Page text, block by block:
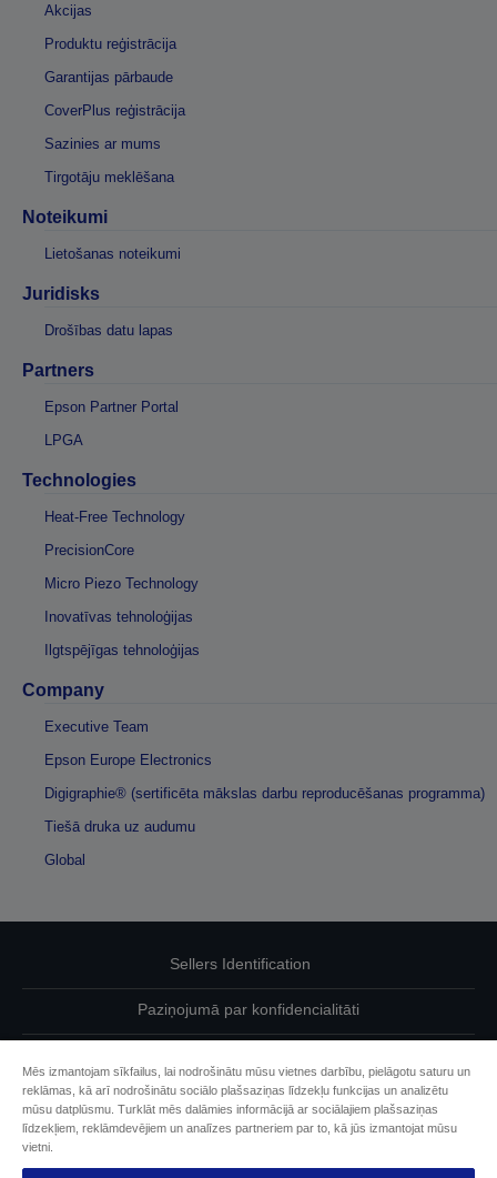
Akcijas
Produktu reģistrācija
Garantijas pārbaude
CoverPlus reģistrācija
Sazinies ar mums
Tirgotāju meklēšana
Noteikumi
Lietošanas noteikumi
Juridisks
Drošības datu lapas
Partners
Epson Partner Portal
LPGA
Technologies
Heat-Free Technology
PrecisionCore
Micro Piezo Technology
Inovatīvas tehnoloģijas
Ilgtspējīgas tehnoloģijas
Company
Executive Team
Epson Europe Electronics
Digigraphie® (sertificēta mākslas darbu reproducēšanas programma)
Tiešā druka uz audumu
Global
Sellers Identification
Paziņojumā par konfidencialitāti
Sazinieties ar mums par saviem datiem
Mēs izmantojam sīkfailus, lai nodrošinātu mūsu vietnes darbību, pielāgotu saturu un
reklāmas, kā arī nodrošinātu sociālo plašsaziņas līdzekļu funkcijas un analizētu
mūsu datplūsmu. Turklāt mēs dalāmies informācijā ar sociālajiem plašsaziņas
līdzekļiem, reklāmdevējiem un analīzes partneriem par to, kā jūs izmantojat mūsu
vietni.